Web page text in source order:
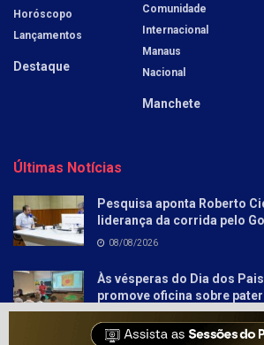
Horóscopo
Lançamentos
Destaque
Comunidade
Internacional
Manaus
Nacional
Manchete
Últimas Notícias
Pesquisa aponta Roberto
liderança da corrida pelo
08/08/2026
Às vésperas do Dia dos
promove oficina sobre
literatura para
08/08/2026